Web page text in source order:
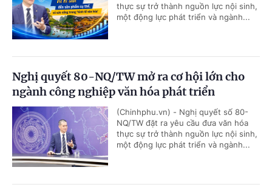
thực sự trở thành nguồn lực nội sinh,
một động lực phát triển và ngành...
Nghị quyết 80-NQ/TW mở ra cơ hội lớn cho
ngành công nghiệp văn hóa phát triển
(Chinhphu.vn) - Nghị quyết số 80-
NQ/TW đặt ra yêu cầu đưa văn hóa
thực sự trở thành nguồn lực nội sinh,
một động lực phát triển và ngành...